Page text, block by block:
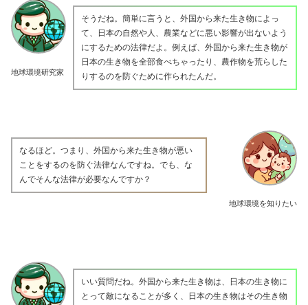
地球環境研究家
そうだね。簡単に言うと、外国から来た生き物によっ
て、日本の自然や人、農業などに悪い影響が出ないよう
にするための法律だよ。例えば、外国から来た生き物が
日本の生き物を全部食べちゃったり、農作物を荒らした
りするのを防ぐために作られたんだ。
地球環境を知りたい
なるほど。つまり、外国から来た生き物が悪い
ことをするのを防ぐ法律なんですね。でも、な
んでそんな法律が必要なんですか？
いい質問だね。外国から来た生き物は、日本の生き物に
とって敵になることが多く、日本の生き物はその生き物